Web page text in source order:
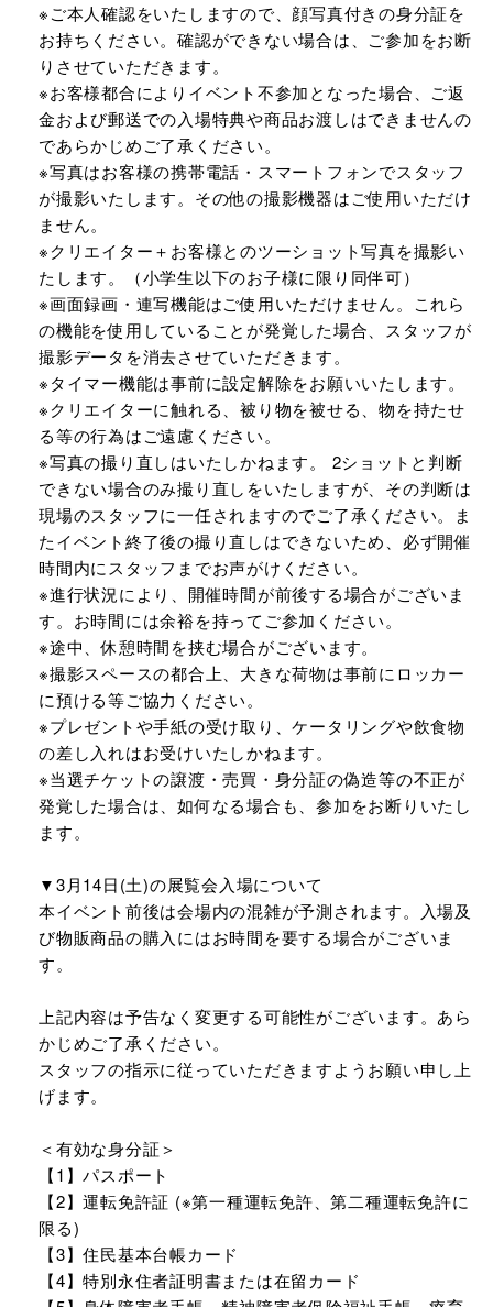
※ご本人確認をいたしますので、顔写真付きの身分証を
お持ちください。確認ができない場合は、ご参加をお断
りさせていただきます。
※お客様都合によりイベント不参加となった場合、ご返
金および郵送での入場特典や商品お渡しはできませんの
であらかじめご了承ください。
※写真はお客様の携帯電話・スマートフォンでスタッフ
が撮影いたします。その他の撮影機器はご使用いただけ
ません。
※クリエイター＋お客様とのツーショット写真を撮影い
たします。（小学生以下のお子様に限り同伴可）
※画面録画・連写機能はご使用いただけません。これら
の機能を使用していることが発覚した場合、スタッフが
撮影データを消去させていただきます。
※タイマー機能は事前に設定解除をお願いいたします。
※クリエイターに触れる、被り物を被せる、物を持たせ
る等の行為はご遠慮ください。
※写真の撮り直しはいたしかねます。 2ショットと判断
できない場合のみ撮り直しをいたしますが、その判断は
現場のスタッフに一任されますのでご了承ください。ま
たイベント終了後の撮り直しはできないため、必ず開催
時間内にスタッフまでお声がけください。
※進行状況により、開催時間が前後する場合がございま
す。お時間には余裕を持ってご参加ください。
※途中、休憩時間を挟む場合がございます。
※撮影スペースの都合上、大きな荷物は事前にロッカー
に預ける等ご協力ください。
※プレゼントや手紙の受け取り、ケータリングや飲食物
の差し入れはお受けいたしかねます。
※当選チケットの譲渡・売買・身分証の偽造等の不正が
発覚した場合は、如何なる場合も、参加をお断りいたし
ます。
▼3月14日(土)の展覧会入場について
本イベント前後は会場内の混雑が予測されます。入場及
び物販商品の購入にはお時間を要する場合がございま
す。
上記内容は予告なく変更する可能性がございます。あら
かじめご了承ください。
スタッフの指示に従っていただきますようお願い申し上
げます。
＜有効な身分証＞
【1】パスポート
【2】運転免許証 (※第一種運転免許、第二種運転免許に
限る)
【3】住民基本台帳カード
【4】特別永住者証明書または在留カード